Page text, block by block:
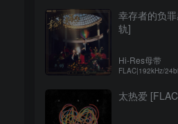
幸存者的负
轨]
Hi-Res母带
FLAC|192kHz/
太热爱